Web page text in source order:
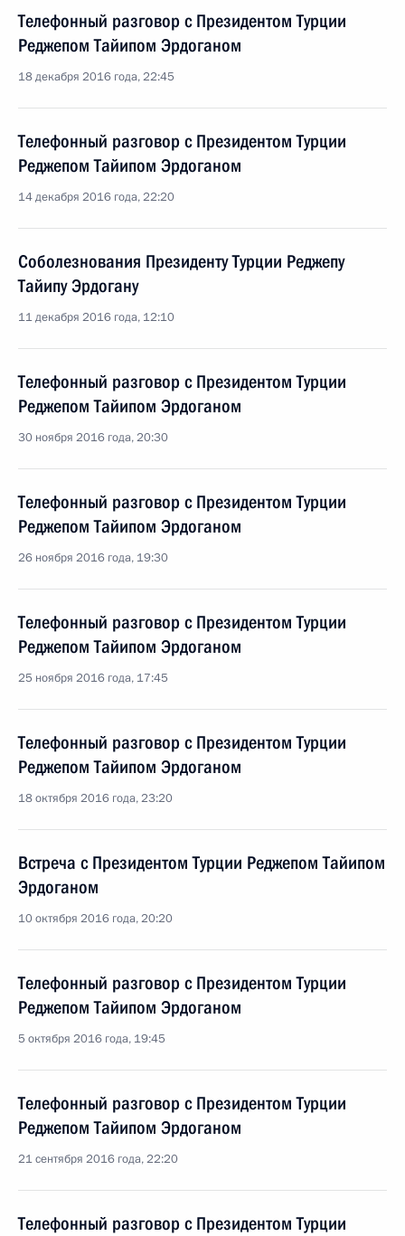
Телефонный разговор с Президентом Турции
Реджепом Тайипом Эрдоганом
18 декабря 2016 года, 22:45
Телефонный разговор с Президентом Турции
Реджепом Тайипом Эрдоганом
14 декабря 2016 года, 22:20
Соболезнования Президенту Турции Реджепу
Тайипу Эрдогану
11 декабря 2016 года, 12:10
Телефонный разговор с Президентом Турции
Реджепом Тайипом Эрдоганом
30 ноября 2016 года, 20:30
Телефонный разговор с Президентом Турции
Реджепом Тайипом Эрдоганом
26 ноября 2016 года, 19:30
Телефонный разговор с Президентом Турции
Реджепом Тайипом Эрдоганом
25 ноября 2016 года, 17:45
Телефонный разговор с Президентом Турции
Реджепом Тайипом Эрдоганом
18 октября 2016 года, 23:20
Встреча с Президентом Турции Реджепом Тайипом
Эрдоганом
10 октября 2016 года, 20:20
Телефонный разговор с Президентом Турции
Реджепом Тайипом Эрдоганом
5 октября 2016 года, 19:45
Телефонный разговор с Президентом Турции
Реджепом Тайипом Эрдоганом
21 сентября 2016 года, 22:20
Телефонный разговор с Президентом Турции